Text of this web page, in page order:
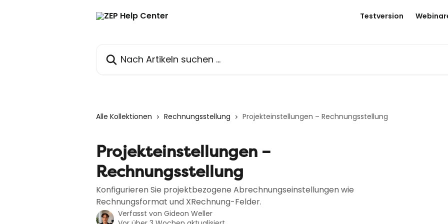
Testversion
Alle Kollektionen Rechnungsstellung Projekteinstellungen – Rechnungsstellung
Projekteinstellungen –
Rechnungsstellung
Konfigurieren Sie projektbezogene Abrechnungseinstellungen wie
Rechnungsformat und XRechnung-Felder.
Verfasst von Gideon Weller